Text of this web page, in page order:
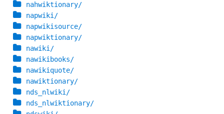
nahwiktionary/
napwiki/
napwikisource/
napwiktionary/
nawiki/
nawikibooks/
nawikiquote/
nawiktionary/
nds_nlwiki/
nds_nlwiktionary/